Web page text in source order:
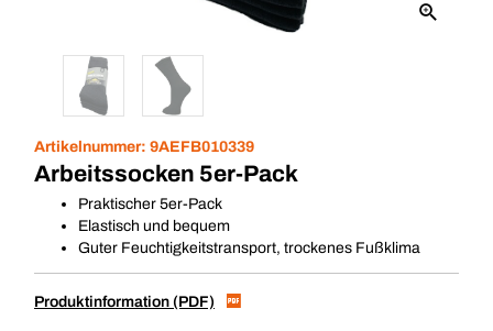
Artikelnummer: 9AEFB010339
Arbeitssocken 5er-Pack
Praktischer 5er-Pack
Elastisch und bequem
Guter Feuchtigkeitstransport, trockenes Fußklima
Produktinformation (PDF)